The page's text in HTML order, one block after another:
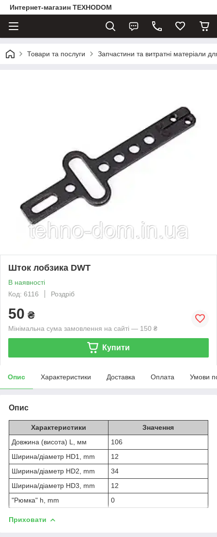
Интернет-магазин ТЕХНОDOM
Товари та послуги Запчастини та витратні матеріали
Шток лобзика DWT
В наявності
Код: 6116
Роздріб
50 ₴
Мінімальна сума замовлення на сайті — 150 ₴
Купити
Опис Характеристики Доставка Оплата Умови
Опис
Характеристики
Значення
Довжина (висота) L, мм
106
Ширина/діаметр HD1, mm
12
Ширина/діаметр HD2, mm
34
Ширина/діаметр HD3, mm
12
"Рюмка" h, mm
0
Приховати